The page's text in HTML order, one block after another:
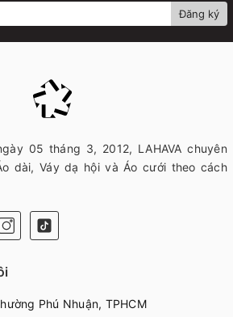
Đăng ký
05 tháng 3, 2012, LAHAVA chuyên
dài, Váy dạ hội và Áo cưới theo cách
Phú Nhuận, TPHCM